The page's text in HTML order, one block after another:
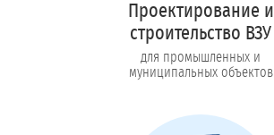
Проектирование и
строительство ВЗУ
для промышленных и
муниципальных объектов